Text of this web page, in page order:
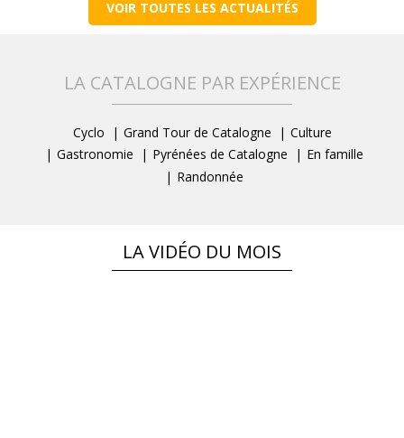
VOIR TOUTES LES ACTUALITÉS
LA CATALOGNE PAR EXPÉRIENCE
Cyclo Grand Tour de Catalogne
Culture
Gastronomie
Pyrénées de Catalogne
En famille
Randonnée
LA VIDÉO DU MOIS